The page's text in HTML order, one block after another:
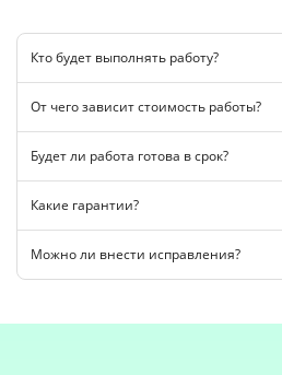
Кто будет выполнять работу?
От чего зависит стоимость работы?
Будет ли работа готова в срок?
Какие гарантии?
Можно ли внести исправления?